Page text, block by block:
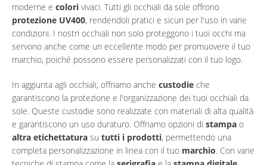
moderne e colori vivaci. Tutti gli occhiali da sole offrono
protezione UV400, rendendoli pratici e sicuri per l'uso in varie
condizioni. I nostri occhiali non solo proteggono i tuoi occhi ma
servono anche come un eccellente modo per promuovere il tuo
marchio, poiché possono essere personalizzati con il tuo logo.
In aggiunta agli occhiali, offriamo anche custodie che
garantiscono la protezione e l'organizzazione dei tuoi occhiali da
sole. Queste custodie sono realizzate con materiali di alta qualità
e garantiscono un uso duraturo. Offriamo opzioni di stampa o
altra etichettatura su tutti i prodotti, permettendo una
completa personalizzazione in linea con il tuo marchio. Con varie